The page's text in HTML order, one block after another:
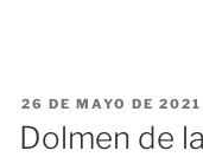
PUBLICADO
EL
26 DE MAYO DE 2021
Dolmen de